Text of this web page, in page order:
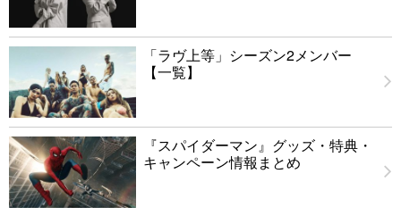
「ラヴ上等」シーズン2メンバー
【一覧】
『スパイダーマン』グッズ・特典・
キャンペーン情報まとめ